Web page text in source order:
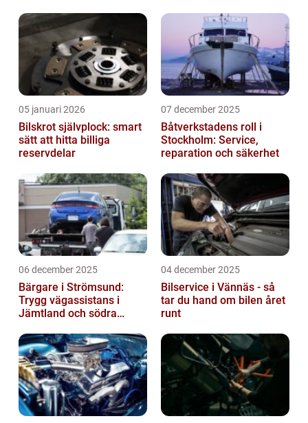
05 januari 2026
Bilskrot självplock: smart
sätt att hitta billiga
reservdelar
07 december 2025
Båtverkstadens roll i
Stockholm: Service,
reparation och säkerhet
06 december 2025
Bärgare i Strömsund:
Trygg vägassistans i
Jämtland och södra
04 december 2025
Bilservice i Vännäs - så
tar du hand om bilen året
runt